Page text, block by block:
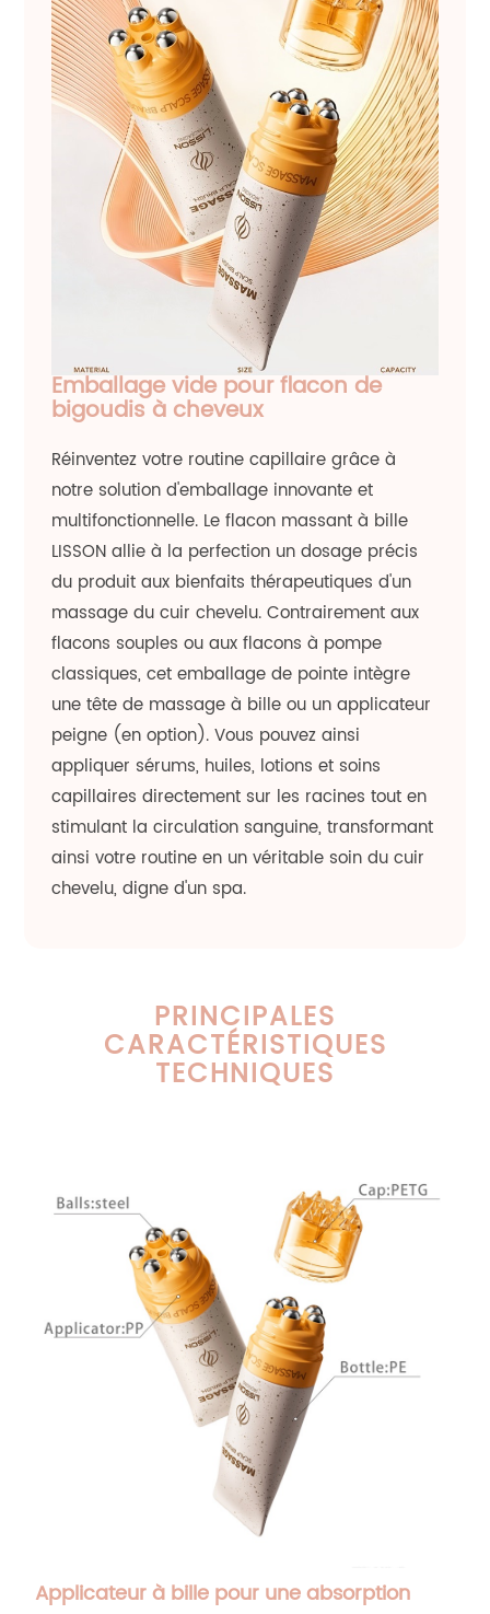
Emballage vide pour flacon de
bigoudis à cheveux
Réinventez votre routine capillaire grâce à
notre solution d'emballage innovante et
multifonctionnelle. Le flacon massant à bille
LISSON allie à la perfection un dosage précis
du produit aux bienfaits thérapeutiques d'un
massage du cuir chevelu. Contrairement aux
flacons souples ou aux flacons à pompe
classiques, cet emballage de pointe intègre
une tête de massage à bille ou un applicateur
peigne (en option). Vous pouvez ainsi
appliquer sérums, huiles, lotions et soins
capillaires directement sur les racines tout en
stimulant la circulation sanguine, transformant
ainsi votre routine en un véritable soin du cuir
chevelu, digne d'un spa.
PRINCIPALES
CARACTÉRISTIQUES
TECHNIQUES
Applicateur à bille pour une absorption